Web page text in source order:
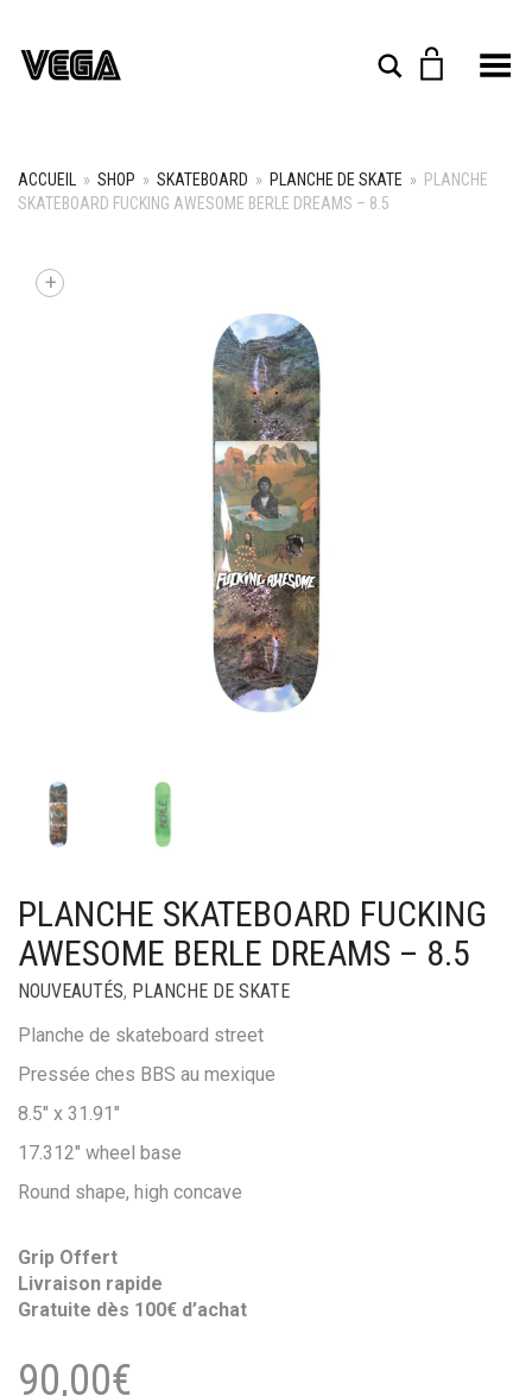
Rechercher
Toggle Menu
ACCUEIL » SHOP » SKATEBOARD » PLANCHE DE SKATE » PLANCHE
SKATEBOARD FUCKING AWESOME BERLE DREAMS – 8.5
+
PLANCHE SKATEBOARD FUCKING
AWESOME BERLE DREAMS – 8.5
NOUVEAUTÉS, PLANCHE DE SKATE
Planche de skateboard street
Pressée ches BBS au mexique
8.5″ x 31.91″
17.312″ wheel base
Round shape, high concave
Grip Offert
Livraison rapide
Gratuite dès 100€ d’achat
90,00€